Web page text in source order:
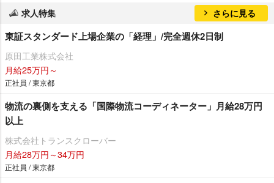
求人特集 さらに見る
東証スタンダード上場企業の「経理」/完全週休2日制
原田工業株式会社
月給25万円～
正社員 / 東京都
物流の裏側を支える「国際物流コーディネーター」月給28万円
以上
株式会社トランスクローバー
月給28万円～34万円
正社員 / 東京都